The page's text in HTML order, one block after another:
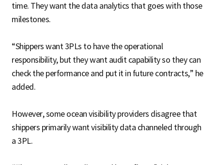
time. They want the data analytics that goes with those
milestones.
“Shippers want 3PLs to have the operational
responsibility, but they want audit capability so they can
check the performance and put it in future contracts,” he
added.
However, some ocean visibility providers disagree that
shippers primarily want visibility data channeled through
a 3PL.